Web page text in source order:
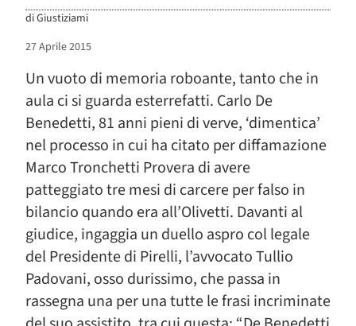
diGiustiziami
27 Aprile 2015
Un vuoto di memoria roboante, tanto che in
aula ci si guarda esterrefatti. Carlo De
Benedetti, 81 anni pieni di verve, ‘dimentica’
nel processo in cui ha citato per diffamazione
Marco Tronchetti Provera di avere
patteggiato tre mesi di carcere per falso in
bilancio quando era all’Olivetti. Davanti al
giudice, ingaggia un duello aspro col legale
del Presidente di Pirelli, l’avvocato Tullio
Padovani, osso durissimo, che passa in
rassegna una per una tutte le frasi incriminate